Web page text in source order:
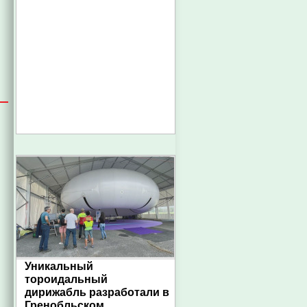
Уникальный
тороидальный
дирижабль разработали в